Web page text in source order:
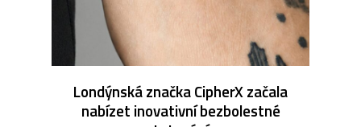
Londýnská značka CipherX začala
nabízet inovativní bezbolestné